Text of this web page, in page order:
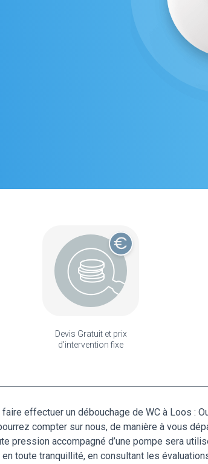
Devis Gratuit et prix
d'intervention fixe
effectuer un débouchage de WC à Loos :
compter sur nous, de manière à vous
pression accompagné d’une pompe sera
toute tranquillité, en consultant les